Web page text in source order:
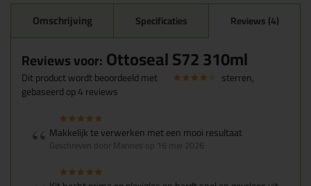
Omschrijving Specificaties Reviews (4)
Reviews voor:Ottoseal S72 310ml
Dit product wordt beoordeeld met sterren,
gebaseerd op4reviews
Makkelijk te verwerken met een mooi resultaat
Geschreven door Mannes op 16 mei 2026